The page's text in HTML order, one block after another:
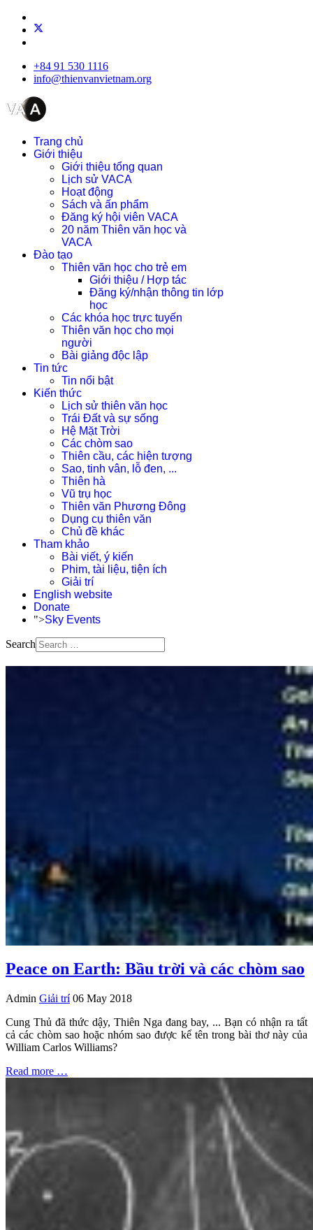
+84 91 530 1116
info@thienvanvietnam.org
Trang chủ
Giới thiệu
Giới thiệu tổng quan
Lịch sử VACA
Hoạt động
Sách và ấn phẩm
Đăng ký hội viên VACA
20 năm Thiên văn học và
VACA
Đào tạo
Thiên văn học cho trẻ em
Giới thiệu / Hợp tác
Đăng ký/nhận thông tin lớp
học
Các khóa học trực tuyến
Thiên văn học cho mọi
người
Bài giảng độc lập
Tin tức
Tin nổi bật
Kiến thức
Lịch sử thiên văn học
Trái Đất và sự sống
Hệ Mặt Trời
Các chòm sao
Thiên cầu, các hiện tượng
Sao, tinh vân, lỗ đen, ...
Thiên hà
Vũ trụ học
Thiên văn Phương Đông
Dụng cụ thiên văn
Chủ đề khác
Tham khảo
Bài viết, ý kiến
Phim, tài liệu, tiện ích
Giải trí
English website
Donate
">Sky Events
Search
Peace on Earth: Bầu trời và các chòm sao
Admin Giải trí 06 May 2018
Cung Thủ đã thức dậy, Thiên Nga đang bay, ... Bạn có nhận ra tất
cả các chòm sao hoặc nhóm sao được kể tên trong bài thơ này của
William Carlos Williams?
Read more …